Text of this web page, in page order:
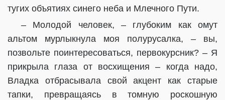
тугих объятиях синего неба и Млечного Пути.
– Молодой человек, – глубоким как омут
альтом мурлыкнула моя полурусалка, – вы,
позвольте поинтересоваться, первокурсник? – Я
прикрыла глаза от восхищения – когда надо,
Владка отбрасывала свой акцент как старые
тапки, превращаясь в томную роскошную